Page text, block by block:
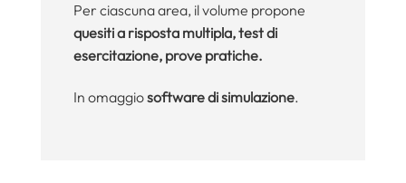
Per ciascuna area, il volume propone
quesiti a risposta multipla, test di
esercitazione, prove pratiche.
In omaggiosoftware di simulazione.